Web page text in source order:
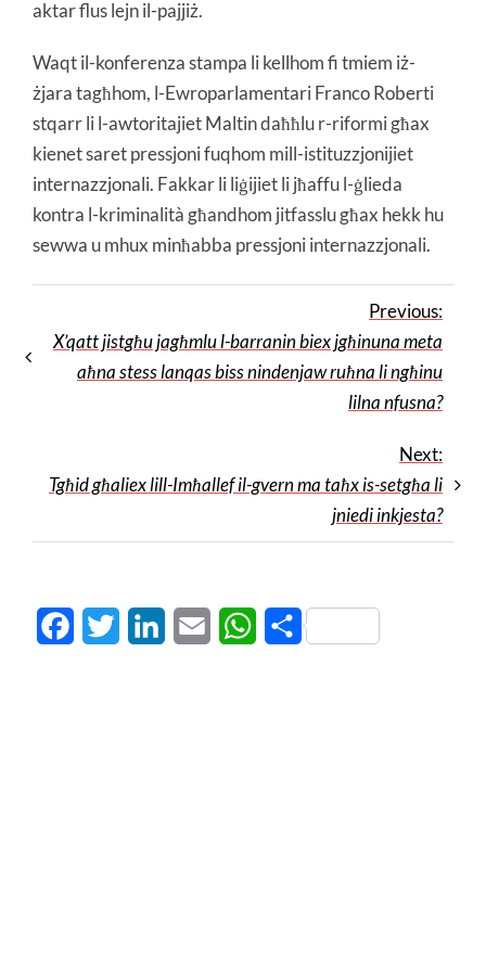
aktar flus lejn il-pajjiż.
Waqt il-konferenza stampa li kellhom fi tmiem iż-
żjara tagħhom, l-Ewroparlamentari Franco Roberti
stqarr li l-awtoritajiet Maltin daħħlu r-riformi għax
kienet saret pressjoni fuqhom mill-istituzzjonijiet
internazzjonali. Fakkar li liġijiet li jħaffu l-ġlieda
kontra l-kriminalità għandhom jitfasslu għax hekk hu
sewwa u mhux minħabba pressjoni internazzjonali.
Previous:
X’qatt jistgħu jagħmlu l-barranin biex jgħinuna meta
aħna stess lanqas biss nindenjaw ruħna li ngħinu
lilna nfusna?
Next:
Tgħid għaliex lill-Imħallef il-gvern ma taħx is-setgħa li
jniedi inkjesta?
FacebookTwitter LinkedInEmail WhatsApp
Share